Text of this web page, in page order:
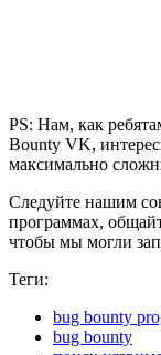
PS: Нам, как
Bounty VK,
максимально
Следуйте нашим
программах,
чтобы мы могли
Теги:
bug bounty
bug bounty